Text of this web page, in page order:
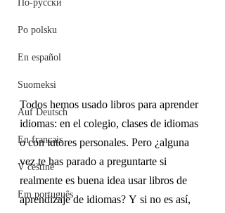
Po polsku
En español
Suomeksi
Auf Deutsch
En français
V češtině
Em português
Todos hemos usado libros para aprender
idiomas: en el colegio, clases de idiomas
o con tutores personales. Pero ¿alguna
vez te has parado a preguntarte si
realmente es buena idea usar libros de
aprendizaje de idiomas? Y si no es así,